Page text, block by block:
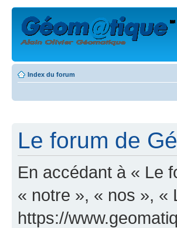
Index du forum
Le forum de
En accédant à « Le
« notre », « nos », «
https://